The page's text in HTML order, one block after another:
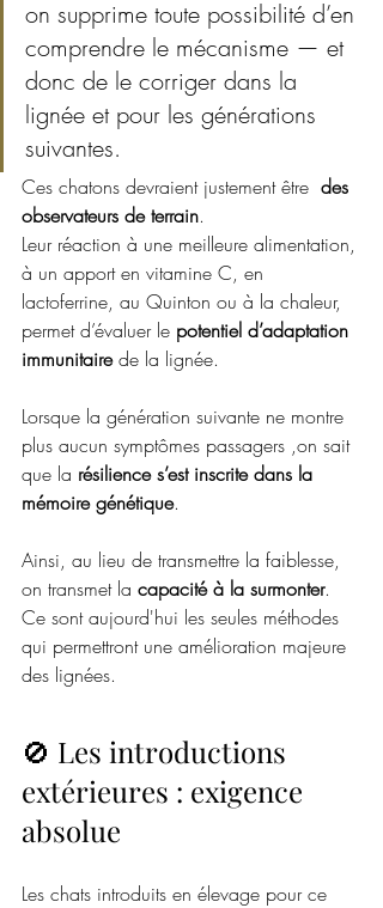
on supprime toute possibilité d’en
comprendre le mécanisme — et
donc de le corriger dans la
lignée et pour les générations
suivantes.
Ces chatons devraient justement être des
observateurs de terrain.
Leur réaction à une meilleure alimentation,
à un apport en vitamine C, en
lactoferrine, au Quinton ou à la chaleur,
permet d’évaluer le potentiel d’adaptation
immunitaire de la lignée.
Lorsque la génération suivante ne montre
plus aucun symptômes passagers ,on sait
que la résilience s’est inscrite dans la
mémoire génétique.
Ainsi, au lieu de transmettre la faiblesse,
on transmet la capacité à la surmonter.
Ce sont aujourd'hui les seules méthodes
qui permettront une amélioration majeure
des lignées.
🚫 Les introductions
extérieures : exigence
absolue
Les chats introduits en élevage pour ce